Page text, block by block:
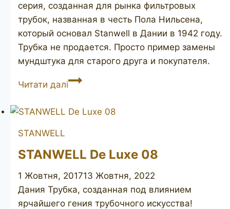
серия, созданная для рынка фильтровых
трубок, названная в честь Пола Нильсена,
который основал Stanwell в Дании в 1942 году.
Трубка не продается. Просто пример замены
мундштука для старого друга и покупателя.
Читати даліPOUL
Collection
STANWELL
STANWELL De Luxe 08
1 Жовтня, 201713 Жовтня, 2022
Дания Трубка, созданная под влиянием
ярчайшего гения трубочного искусства!